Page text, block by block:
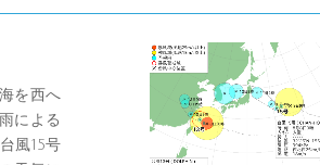
を西へ
による
風15号